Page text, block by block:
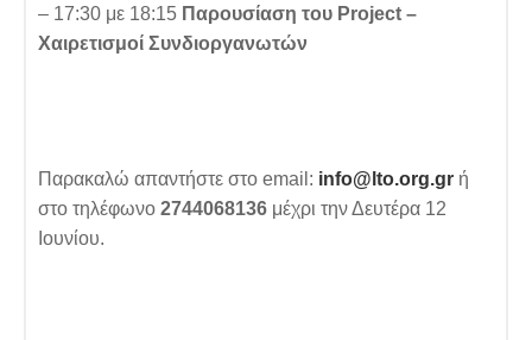
– 17:30 με 18:15 Παρουσίαση του Project –
Χαιρετισμοί Συνδιοργανωτών
Παρακαλώ απαντήστε στο email: info@lto.org.gr ή
στο τηλέφωνο 2744068136 μέχρι την Δευτέρα 12
Ιουνίου.